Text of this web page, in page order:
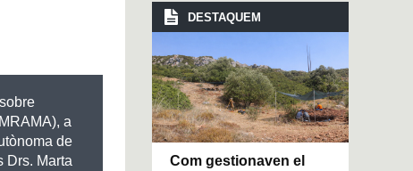
a
de
Drs. Marta
DESTAQUEM
Com gestionaven el